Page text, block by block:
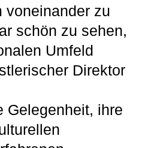
voneinander zu
schön zu sehen,
Umfeld
Direktor
Gelegenheit, ihre